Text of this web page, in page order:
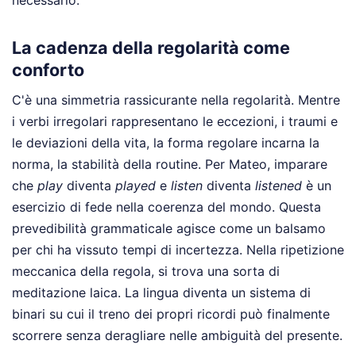
La cadenza della regolarità come
conforto
C'è una simmetria rassicurante nella regolarità. Mentre
i verbi irregolari rappresentano le eccezioni, i traumi e
le deviazioni della vita, la forma regolare incarna la
norma, la stabilità della routine. Per Mateo, imparare
che play diventa played e listen diventa listened è un
esercizio di fede nella coerenza del mondo. Questa
prevedibilità grammaticale agisce come un balsamo
per chi ha vissuto tempi di incertezza. Nella ripetizione
meccanica della regola, si trova una sorta di
meditazione laica. La lingua diventa un sistema di
binari su cui il treno dei propri ricordi può finalmente
scorrere senza deragliare nelle ambiguità del presente.